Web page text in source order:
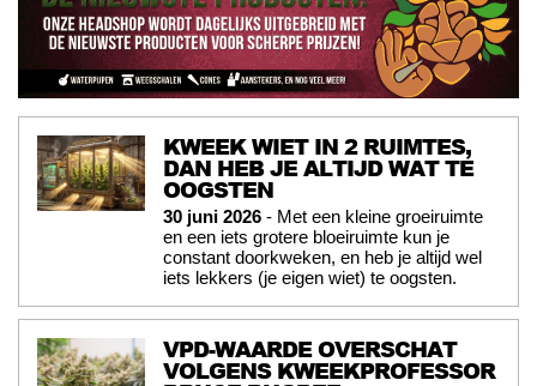
KWEEK WIET IN 2 RUIMTES,
DAN HEB JE ALTIJD WAT TE
OOGSTEN
30 juni 2026 - Met een kleine groeiruimte
en een iets grotere bloeiruimte kun je
constant doorkweken, en heb je altijd wel
iets lekkers (je eigen wiet) te oogsten.
VPD-WAARDE OVERSCHAT
VOLGENS KWEEKPROFESSOR